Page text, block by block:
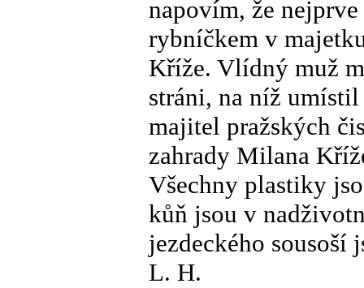
napovím, že
rybníčkem v
Kříže. Vlídný muž
stráni, na níž
majitel pražských
zahrady Milana
Všechny plastiky
kůň jsou v
jezdeckého sousoší
L. H.